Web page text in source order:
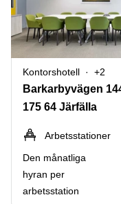
Industrilokaler
Butikslokaler
Verkstad
Mötesrum
kontor
Norrköping
Östermalm
Skåne
Vasastan
Göteborg
Coworking
Kontorshotell
Malmö
Coworking
Malmö
Kontorshotell
Huddinge
Logga in
Kontorshotell +2
Barkarbyvägen
175 64 Järfälla
Arbetsstationer
Den månatliga
hyran per
arbetsstation